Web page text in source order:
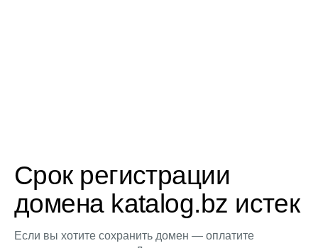
Срок регистрации
домена katalog.bz истек
Если вы хотите сохранить домен — оплатите